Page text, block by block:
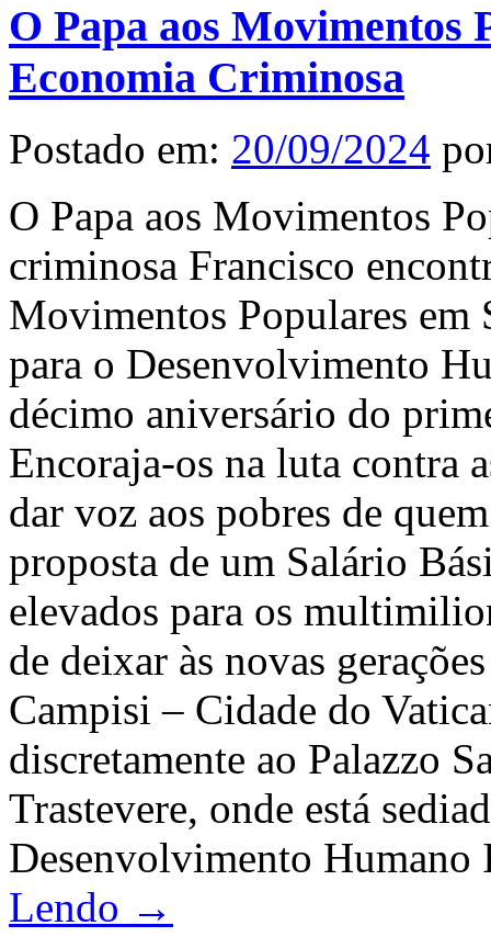
O Papa aos
Economia Criminosa
Postado em: 20/09/2024
O Papa aos Movimentos
criminosa Francisco
Movimentos Populares em
para o Desenvolvimento
décimo aniversário do
Encoraja-os na luta contra
dar voz aos pobres de
proposta de um Salário
elevados para os
de deixar às novas
Campisi – Cidade do
discretamente ao Palazzo
Trastevere, onde está
Desenvolvimento
Lendo →